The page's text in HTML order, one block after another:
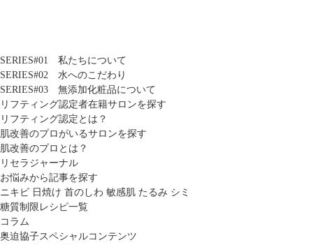
SERIES#01 私たちについて
SERIES#02 水へのこだわり
SERIES#03 無添加化粧品について
リフティング認定者在籍サロンを探す
リフティング認定とは？
肌改善のプロがいるサロンを探す
肌改善のプロとは？
リセラジャーナル
お悩みから記事を探す
ニキビ 日焼け 首のしわ 敏感肌 たるみ シミ
糖質制限レシピ一覧
コラム
奥迫協子スペシャルコンテンツ